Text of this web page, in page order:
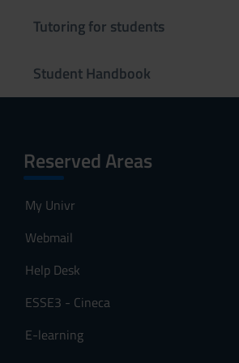
Tutoring for students
Student Handbook
Reserved Areas
My Univr
Webmail
Help Desk
ESSE3 - Cineca
E-learning